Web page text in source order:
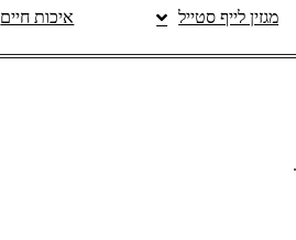
מגזין לייף סטייל איכות חיים